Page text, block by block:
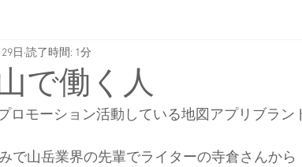
ぐらバックカントリー
しいもの バックカントリーギア 山道具
で働く人
日 読了時間: 1分
ロモーション活動している地図アプリブラン
で山岳業界の先輩でライターの寺倉さんか